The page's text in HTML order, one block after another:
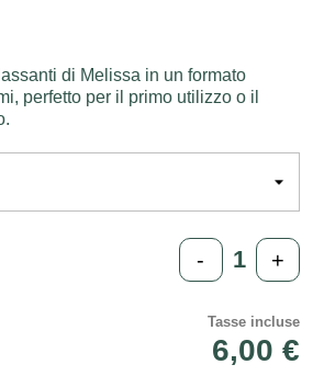
di Melissa in un formato
perfetto per il primo utilizzo o il
- +
Tasse incluse
6,00 €